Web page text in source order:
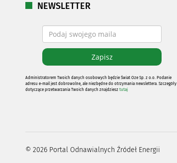
NEWSLETTER
Administratorem Twoich danych osobowych będzie Świat Oze Sp. z o.o. Podanie
adresu e-mail jest dobrowolne, ale niezbędne do otrzymania newslettera. Szczegóły
dotyczące przetwarzania Twoich danych znajdziesz tutaj
© 2026Portal Odnawialnych Źródeł Energii